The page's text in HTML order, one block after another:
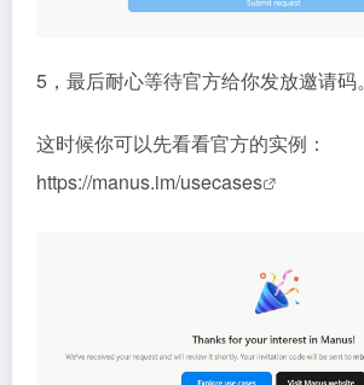
5，最后耐心等待官方给你发放邀请码。
这时候你可以先看看官方的实例：
https://manus.im/usecases